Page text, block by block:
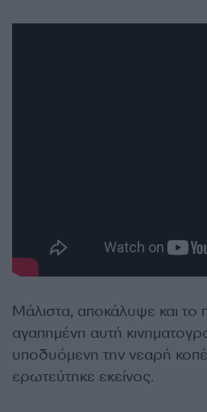
Μάλιστα, αποκάλυψε και το
αγαπημένη αυτή
υποδυόμενη την νεαρή
ερωτεύτηκε εκείνος.